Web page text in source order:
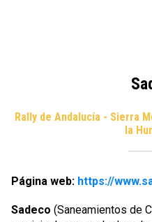
Rally de Andalucía - Sierra
la
Página web: https://
Sadeco (Saneamientos de